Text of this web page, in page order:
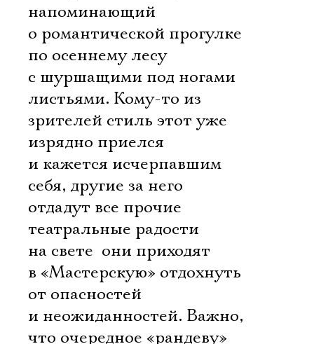
напоминающий
о романтической прогулке
по осеннему лесу
с шуршащими под ногами
листьями. Кому-то из
зрителей стиль этот уже
изрядно приелся
и кажется исчерпавшим
себя, другие за него
отдадут все прочие
театральные радости
на свете  они приходят
в «Мастерскую» отдохнуть
от опасностей
и неожиданностей. Важно,
что очередное «рандеву»